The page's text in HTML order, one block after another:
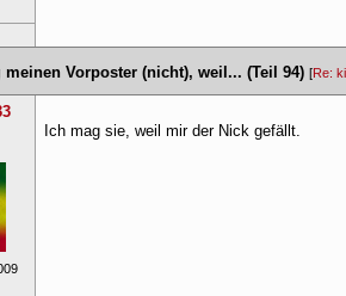
meinen Vorposter (nicht), weil... (Teil 94) [Re:
Ich mag sie, weil mir der Nick gefällt.